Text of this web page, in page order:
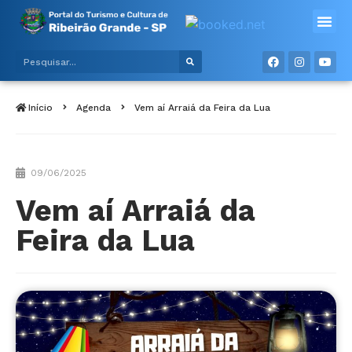
Início Agenda Vem aí Arraiá da Feira da Lua
09/06/2025
Vem aí Arraiá da
Feira da Lua